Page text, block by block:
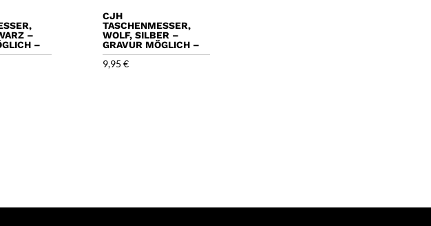
–
–
CJH
TASCHENMESSER,
WOLF, SILBER –
GRAVUR MÖGLICH –
9,95 €